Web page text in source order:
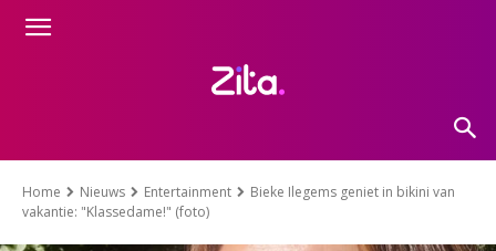
Home Nieuws Entertainment
Bieke Ilegems geniet in bikini van
vakantie: "Klassedame!" (foto)